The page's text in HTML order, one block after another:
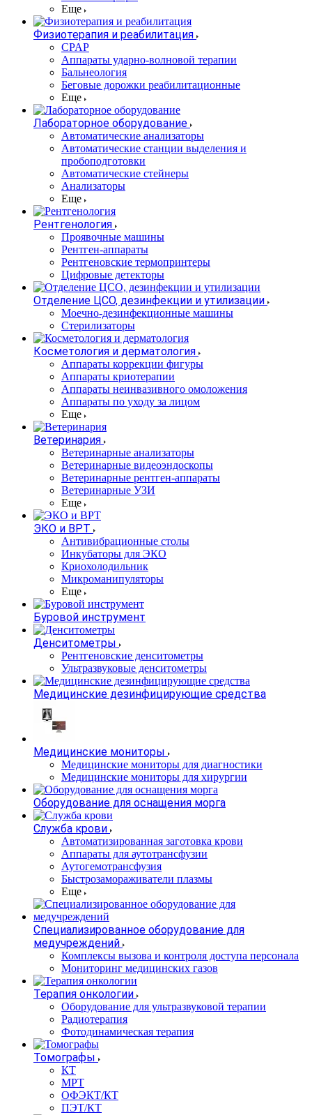
Еще
Физиотерапия и реабилитация
CPAP
Аппараты ударно-волновой терапии
Бальнеология
Беговые дорожки реабилитационные
Еще
Лабораторное оборудование
Автоматические анализаторы
Автоматические станции выделения и
пробоподготовки
Автоматические стейнеры
Анализаторы
Еще
Рентгенология
Проявочные машины
Рентген-аппараты
Рентгеновские термопринтеры
Цифровые детекторы
Отделение ЦСО, дезинфекции и утилизации
Моечно-дезинфекционные машины
Стерилизаторы
Косметология и дерматология
Аппараты коррекции фигуры
Аппараты криотерапии
Аппараты неинвазивного омоложения
Аппараты по уходу за лицом
Еще
Ветеринария
Ветеринарные анализаторы
Ветеринарные видеоэндоскопы
Ветеринарные рентген-аппараты
Ветеринарные УЗИ
Еще
ЭКО и ВРТ
Антивибрационные столы
Инкубаторы для ЭКО
Криохолодильник
Микроманипуляторы
Еще
Буровой инструмент
Денситометры
Рентгеновские денситометры
Ультразвуковые денситометры
Медицинские дезинфицирующие средства
Медицинские мониторы
Медицинские мониторы для диагностики
Медицинские мониторы для хирургии
Оборудование для оснащения морга
Служба крови
Автоматизированная заготовка крови
Аппараты для аутотрансфузии
Аутогемотрансфузия
Быстрозамораживатели плазмы
Еще
Специализированное оборудование для
медучреждений
Комплексы вызова и контроля доступа персонала
Мониторинг медицинских газов
Терапия онкологии
Оборудование для ультразвуковой терапии
Радиотерапия
Фотодинамическая терапия
Томографы
КТ
МРТ
ОФЭКТ/КТ
ПЭТ/КТ